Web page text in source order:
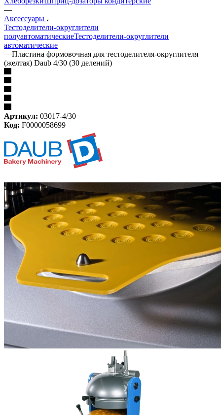
—
Аксессуары
Тестоделители-округлители
полуавтоматическиеТестоделители-округлители
автоматические
—Пластина формовочная для тестоделителя-округлителя
(желтая) Daub 4/30 (30 делений)
Артикул: 03017-4/30
Код: F0000058699